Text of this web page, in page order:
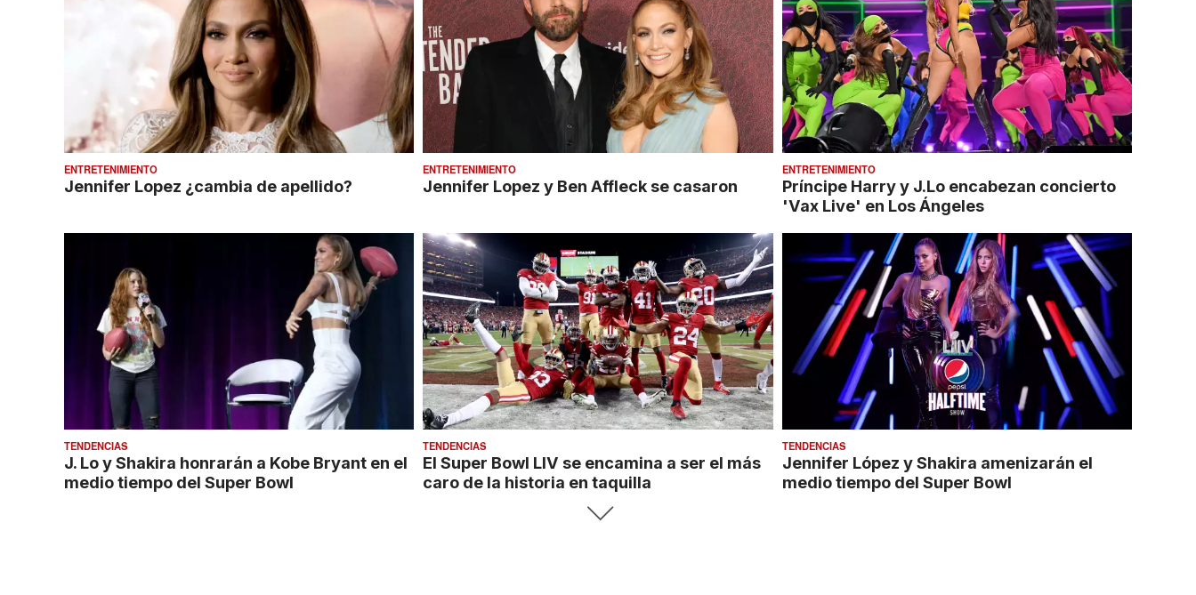
ENTRETENIMIENTO
Jennifer Lopez ¿cambia de apellido?
ENTRETENIMIENTO
Jennifer Lopez y Ben Affleck se casaron
ENTRETENIMIENTO
Príncipe Harry y J.Lo encabezan concierto
'Vax Live' en Los Ángeles
TENDENCIAS
J. Lo y Shakira honrarán a Kobe Bryant en el
medio tiempo del Super Bowl
TENDENCIAS
El Super Bowl LIV se encamina a ser el más
caro de la historia en taquilla
TENDENCIAS
Jennifer López y Shakira amenizarán el
medio tiempo del Super Bowl